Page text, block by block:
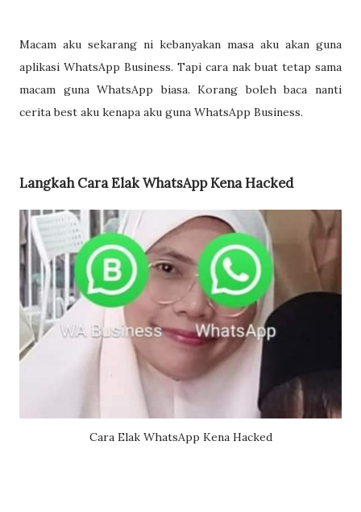
Macam aku sekarang ni kebanyakan masa aku akan guna
aplikasi WhatsApp Business. Tapi cara nak buat tetap sama
macam guna WhatsApp biasa. Korang boleh baca nanti
cerita best aku kenapa aku guna WhatsApp Business.
Langkah Cara Elak WhatsApp Kena Hacked
Cara Elak WhatsApp Kena Hacked